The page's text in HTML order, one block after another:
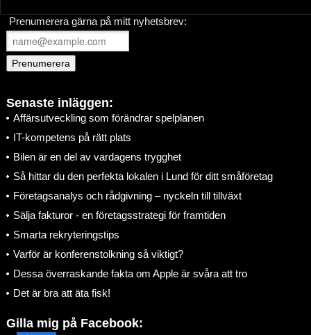
Prenumerera gärna på mitt nyhetsbrev:
Senaste inläggen:
Affärsutveckling som förändrar spelplanen
IT-kompetens på rätt plats
Bilen är en del av vardagens trygghet
Så hittar du den perfekta lokalen i Lund för ditt småföretag
Företagsanalys och rådgivning – nyckeln till tillväxt
Sälja fakturor - en företagsstrategi för framtiden
Smarta rekryteringstips
Varför är konferenstolkning så viktigt?
Dessa överraskande fakta om Apple är svåra att tro
Det är bra att äta fisk!
Gilla mig på Facebook: